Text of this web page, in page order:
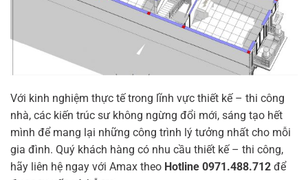
Với kinh nghiệm thực tế trong lĩnh vực thiết kế – thi công
nhà, các kiến trúc sư không ngừng đổi mới, sáng tạo hết
mình để mang lại những công trình lý tưởng nhất cho mỗi
gia đình. Quý khách hàng có nhu cầu thiết kế – thi công,
hãy liên hệ ngay với Amax theo Hotline 0971.488.712 để